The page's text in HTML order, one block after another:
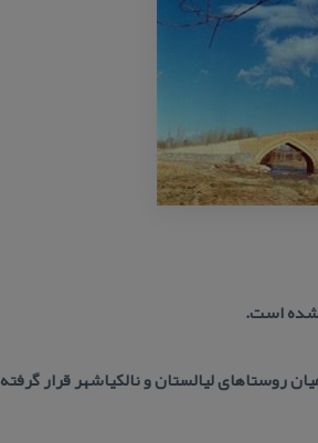
شده است.
روستاهای لیالستان و نالكیاشهر قرار گرفته